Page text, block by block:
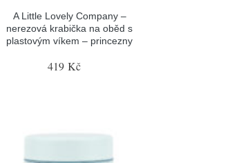
A Little Lovely Company –
nerezová krabička na oběd s
plastovým víkem – princezny
419 Kč